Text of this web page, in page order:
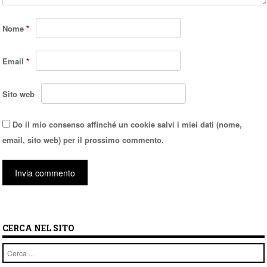
Nome*
Email*
Sito web
Do il mio consenso affinché un cookie salvi i miei dati (nome,
email, sito web) per il prossimo commento.
CERCA NEL SITO
Cerca